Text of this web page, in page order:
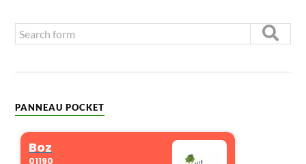
PANNEAU POCKET